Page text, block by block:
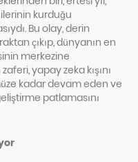
kurduğu
Bu olay, derin
çıkıp, dünyanın en
merkezine
yapay zeka kışını
kadar devam eden ve
patlamasını